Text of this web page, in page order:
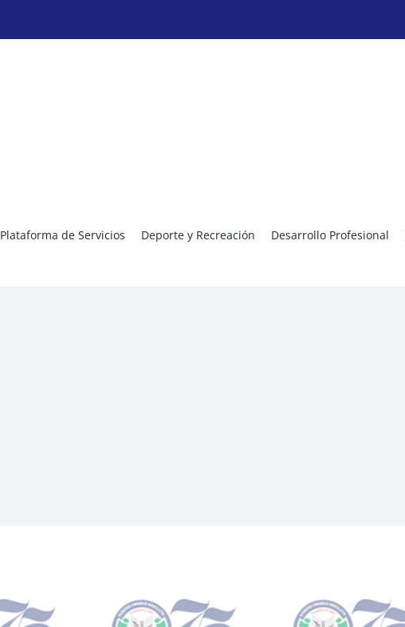
Plataforma de Servicios Deporte y Recreación Desarrollo Profesional